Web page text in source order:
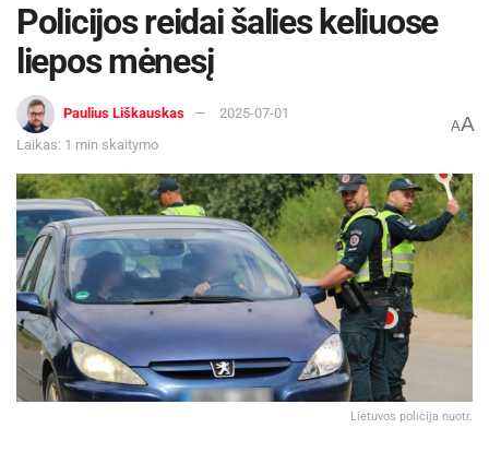
Policijos reidai šalies keliuose
liepos mėnesį
Paulius Liškauskas
2025-07-01
Laikas: 1 min skaitymo
AA
Lietuvos policija nuotr.